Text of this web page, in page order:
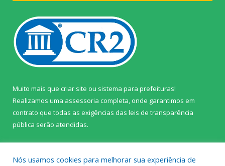
Muito mais que criar site ou sistema para prefeituras!
Realizamos uma assessoria completa, onde garantimos em
contrato que todas as exigências das leis de transparência
pública serão atendidas.
Nós usamos cookies para melhorar sua experiência de